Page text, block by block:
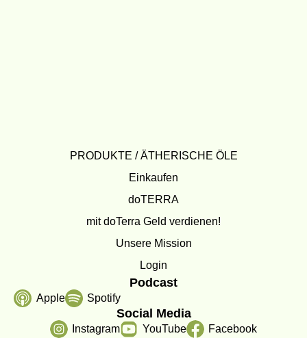
PRODUKTE / ÄTHERISCHE ÖLE
Einkaufen
doTERRA
mit doTerra Geld verdienen!
Unsere Mission
Login
Podcast
Apple Spotify
Social Media
Instagram YouTube Facebook